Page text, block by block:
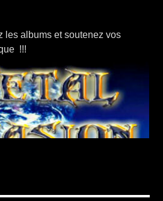
les albums et soutenez vos
!!!